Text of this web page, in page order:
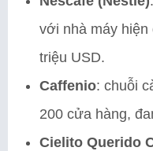
với nhà máy hiện
triệu USD.
Caffenio: chuỗi
200 cửa hàng,
Cielito Querido